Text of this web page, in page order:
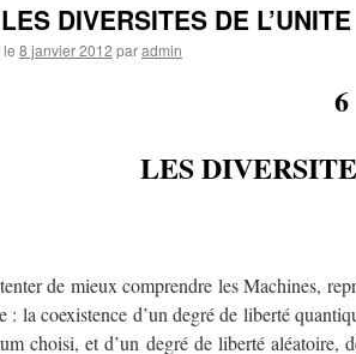
DIVERSITES DE L’UNITE
le 8 janvier 2012 paradmin
6
LES
de mieux comprendre les Machines,
: la coexistence d’un degré de liberté
choisi, et d’un degré de liberté aléatoire,